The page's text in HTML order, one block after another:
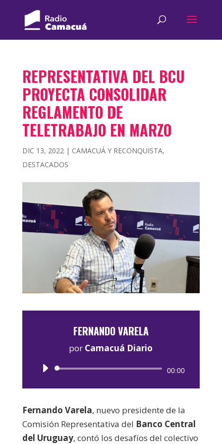
REPRESENTATIVA DEL BCU
PROYECTA CONSOLIDAR
REGLAMENTO DE
TELETRABAJO EN MARZO
DIC 13, 2022| CAMACUÁ Y RECONQUISTA,
DESTACADOS
FERNANDO VARELA
por Camacuá Diario
Reproductor
00:00
Fernando Varela, nuevo presidente de la
Comisión Representativa del Banco Central
del Uruguay, contó los desafíos del colectivo